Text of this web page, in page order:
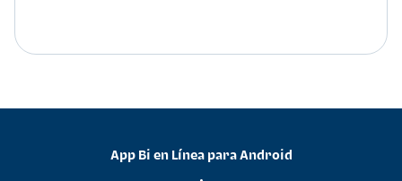
App Bi en Línea para Android